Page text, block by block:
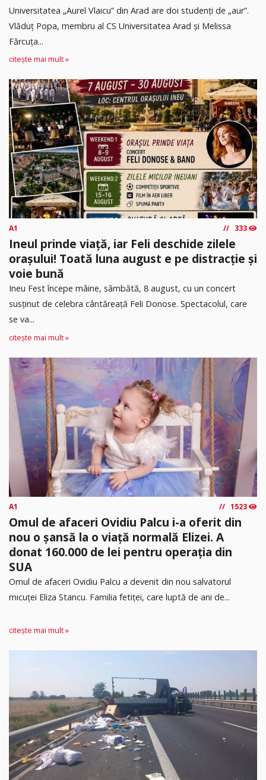
Universitatea „Aurel Vlaicu” din Arad are doi studenți de „aur”.
Vlăduț Popa, membru al CS Universitatea Arad și Melissa
Fărcuța...
citește mai mult »
A1 333
Ineul prinde viață, iar Feli deschide zilele
orașului! Toată luna august e pe distracție și
voie bună
Ineu Fest începe mâine, sâmbătă, 8 august, cu un concert
susținut de celebra cântăreață Feli Donose. Spectacolul, care
se va...
citește mai mult »
A1 1523
Omul de afaceri Ovidiu Palcu i-a oferit din
nou o șansă la o viață normală Elizei. A
donat 160.000 de lei pentru operația din
SUA
Omul de afaceri Ovidiu Palcu a devenit din nou salvatorul
micuței Eliza Stancu. Familia fetiței, care luptă de ani de...
citește mai mult »